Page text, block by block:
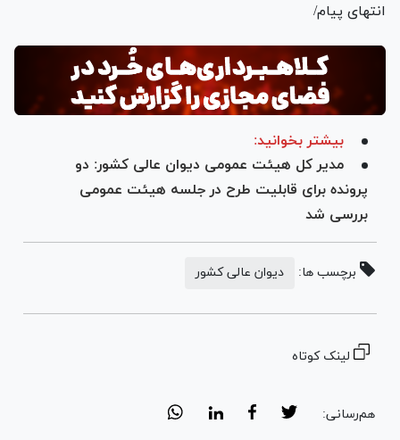
انتهای پیام/
بیشتر بخوانید:
مدیر کل هیئت عمومی دیوان عالی کشور: دو
پرونده برای قابلیت طرح در جلسه هیئت عمومی
بررسی شد
برچسب ها: دیوان عالی کشور
لینک کوتاه
هم‌رسانی: